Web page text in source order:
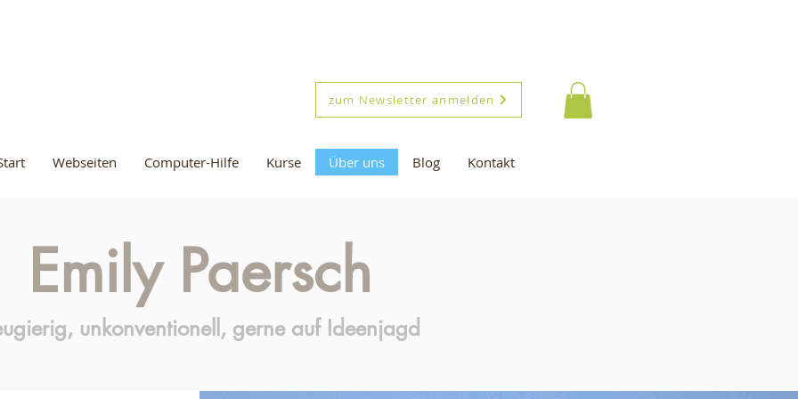
zum Newsletter anmelden
Webseiten Computer-Hilfe Kurse Über uns Blog Kontakt
Emily Paersch
unkonventionell, gerne auf Ideenjagd